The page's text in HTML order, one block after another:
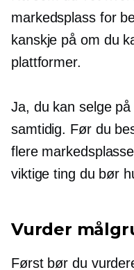
markedsplass for
kanskje på om du
plattformer.
Ja, du kan selge
samtidig. Før du
flere
viktige ting du bør
Vurder
Først bør du